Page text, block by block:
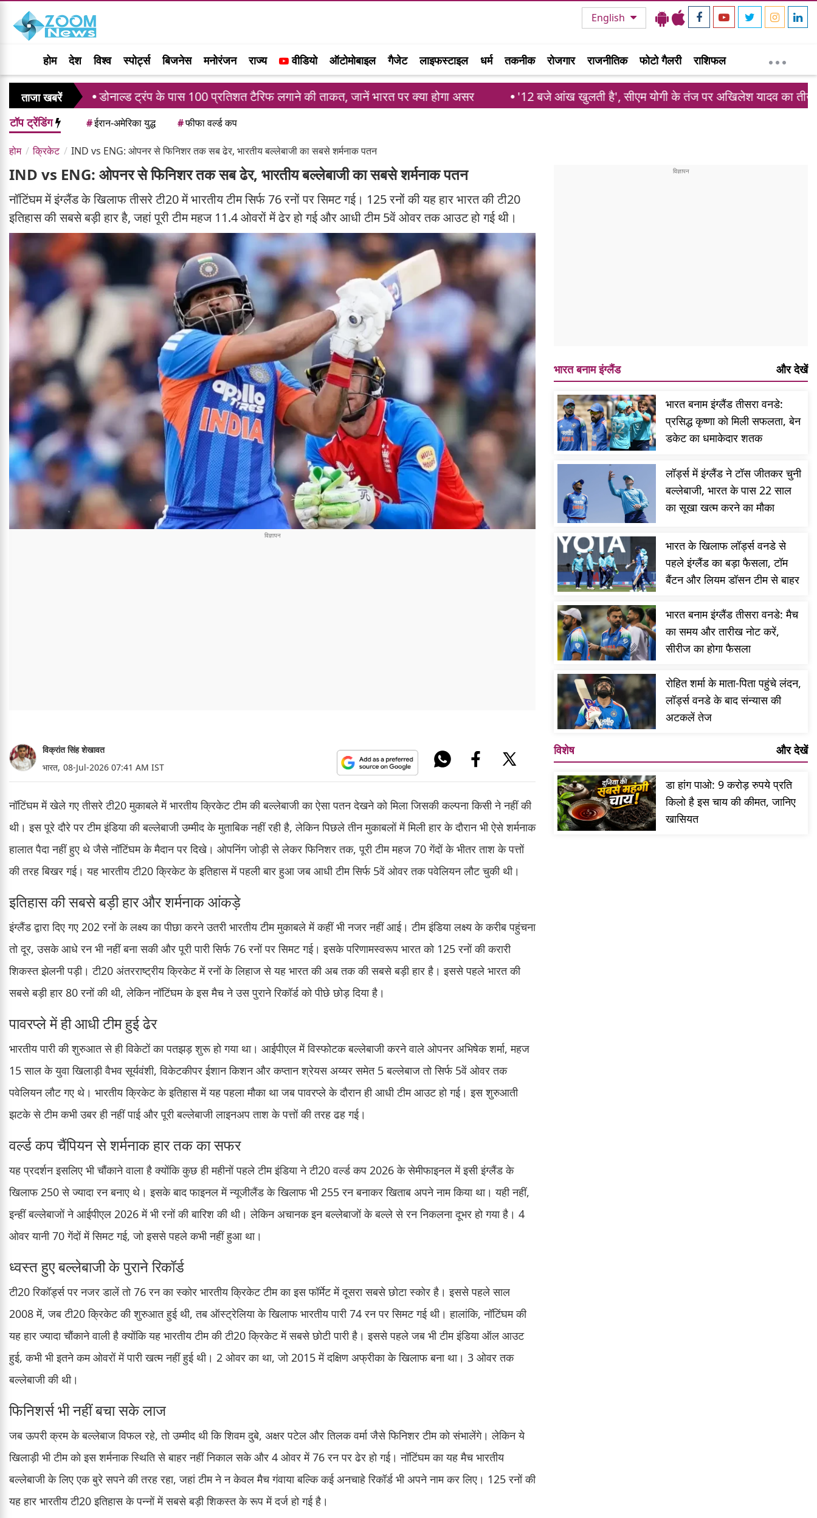
English
होम देश विश्व स्पोर्ट्स बिजनेस मनोरंजन राज्य वीडियो ऑटोमोबाइल गैजेट लाइफस्टाइल धर्म तकनीक रोजगार राजनीतिक फोटो गैलरी राशिफल
ताजा खबरें
डोनाल्ड ट्रंप के पास 100 प्रतिशत टैरिफ लगाने की ताकत, जानें भारत पर क्या होगा असर '12 बजे आंख खुलती है', सीएम योगी के तंज पर अखिलेश यादव का तीखा पलटवार
टॉप ट्रेंडिंग #ईरान-अमेरिका युद्ध #फीफा वर्ल्ड कप
होम क्रिकेट IND vs ENG: ओपनर से फिनिशर तक सब ढेर, भारतीय बल्लेबाजी का सबसे शर्मनाक पतन
IND vs ENG: ओपनर से फिनिशर तक सब ढेर, भारतीय बल्लेबाजी का सबसे शर्मनाक पतन
नॉटिंघम में इंग्लैंड के खिलाफ तीसरे टी20 में भारतीय टीम सिर्फ 76 रनों पर सिमट गई। 125 रनों की यह हार भारत की टी20
इतिहास की सबसे बड़ी हार है, जहां पूरी टीम महज 11.4 ओवरों में ढेर हो गई और आधी टीम 5वें ओवर तक आउट हो गई थी।
विक्रांत सिंह शेखावत
भारत, 08-Jul-2026 07:41 AM IST
नॉटिंघम में खेले गए तीसरे टी20 मुकाबले में भारतीय क्रिकेट टीम की बल्लेबाजी का ऐसा पतन देखने को मिला जिसकी कल्पना किसी ने नहीं की
थी। इस पूरे दौरे पर टीम इंडिया की बल्लेबाजी उम्मीद के मुताबिक नहीं रही है, लेकिन पिछले तीन मुकाबलों में मिली हार के दौरान भी ऐसे शर्मनाक
हालात पैदा नहीं हुए थे जैसे नॉटिंघम के मैदान पर दिखे। ओपनिंग जोड़ी से लेकर फिनिशर तक, पूरी टीम महज 70 गेंदों के भीतर ताश के पत्तों
की तरह बिखर गई। यह भारतीय टी20 क्रिकेट के इतिहास में पहली बार हुआ जब आधी टीम सिर्फ 5वें ओवर तक पवेलियन लौट चुकी थी।
इतिहास की सबसे बड़ी हार और शर्मनाक आंकड़े
इंग्लैंड द्वारा दिए गए 202 रनों के लक्ष्य का पीछा करने उतरी भारतीय टीम मुकाबले में कहीं भी नजर नहीं आई। टीम इंडिया लक्ष्य के करीब पहुंचना
तो दूर, उसके आधे रन भी नहीं बना सकी और पूरी पारी सिर्फ 76 रनों पर सिमट गई। इसके परिणामस्वरूप भारत को 125 रनों की करारी
शिकस्त झेलनी पड़ी। टी20 अंतरराष्ट्रीय क्रिकेट में रनों के लिहाज से यह भारत की अब तक की सबसे बड़ी हार है। इससे पहले भारत की
सबसे बड़ी हार 80 रनों की थी, लेकिन नॉटिंघम के इस मैच ने उस पुराने रिकॉर्ड को पीछे छोड़ दिया है।
पावरप्ले में ही आधी टीम हुई ढेर
भारतीय पारी की शुरुआत से ही विकेटों का पतझड़ शुरू हो गया था। आईपीएल में विस्फोटक बल्लेबाजी करने वाले ओपनर अभिषेक शर्मा, महज
15 साल के युवा खिलाड़ी वैभव सूर्यवंशी, विकेटकीपर ईशान किशन और कप्तान श्रेयस अय्यर समेत 5 बल्लेबाज तो सिर्फ 5वें ओवर तक
पवेलियन लौट गए थे। भारतीय क्रिकेट के इतिहास में यह पहला मौका था जब पावरप्ले के दौरान ही आधी टीम आउट हो गई। इस शुरुआती
झटके से टीम कभी उबर ही नहीं पाई और पूरी बल्लेबाजी लाइनअप ताश के पत्तों की तरह ढह गई।
वर्ल्ड कप चैंपियन से शर्मनाक हार तक का सफर
यह प्रदर्शन इसलिए भी चौंकाने वाला है क्योंकि कुछ ही महीनों पहले टीम इंडिया ने टी20 वर्ल्ड कप 2026 के सेमीफाइनल में इसी इंग्लैंड के
खिलाफ 250 से ज्यादा रन बनाए थे। इसके बाद फाइनल में न्यूजीलैंड के खिलाफ भी 255 रन बनाकर खिताब अपने नाम किया था। यही नहीं,
इन्हीं बल्लेबाजों ने आईपीएल 2026 में भी रनों की बारिश की थी। लेकिन अचानक इन बल्लेबाजों के बल्ले से रन निकलना दूभर हो गया है। 4
ओवर यानी 70 गेंदों में सिमट गई, जो इससे पहले कभी नहीं हुआ था।
ध्वस्त हुए बल्लेबाजी के पुराने रिकॉर्ड
टी20 रिकॉर्ड्स पर नजर डालें तो 76 रन का स्कोर भारतीय क्रिकेट टीम का इस फॉर्मेट में दूसरा सबसे छोटा स्कोर है। इससे पहले साल
2008 में, जब टी20 क्रिकेट की शुरुआत हुई थी, तब ऑस्ट्रेलिया के खिलाफ भारतीय पारी 74 रन पर सिमट गई थी। हालांकि, नॉटिंघम की
यह हार ज्यादा चौंकाने वाली है क्योंकि यह भारतीय टीम की टी20 क्रिकेट में सबसे छोटी पारी है। इससे पहले जब भी टीम इंडिया ऑल आउट
हुई, कभी भी इतने कम ओवरों में पारी खत्म नहीं हुई थी। 2 ओवर का था, जो 2015 में दक्षिण अफ्रीका के खिलाफ बना था। 3 ओवर तक
बल्लेबाजी की थी।
फिनिशर्स भी नहीं बचा सके लाज
जब ऊपरी क्रम के बल्लेबाज विफल रहे, तो उम्मीद थी कि शिवम दुबे, अक्षर पटेल और तिलक वर्मा जैसे फिनिशर टीम को संभालेंगे। लेकिन ये
खिलाड़ी भी टीम को इस शर्मनाक स्थिति से बाहर नहीं निकाल सके और 4 ओवर में 76 रन पर ढेर हो गई। नॉटिंघम का यह मैच भारतीय
बल्लेबाजी के लिए एक बुरे सपने की तरह रहा, जहां टीम ने न केवल मैच गंवाया बल्कि कई अनचाहे रिकॉर्ड भी अपने नाम कर लिए। 125 रनों की
यह हार भारतीय टी20 इतिहास के पन्नों में सबसे बड़ी शिकस्त के रूप में दर्ज हो गई है।
भारत बनाम इंग्लैंड और देखें
भारत बनाम इंग्लैंड तीसरा वनडे:
प्रसिद्ध कृष्णा को मिली सफलता, बेन
डकेट का धमाकेदार शतक
लॉर्ड्स में इंग्लैंड ने टॉस जीतकर चुनी
बल्लेबाजी, भारत के पास 22 साल
का सूखा खत्म करने का मौका
भारत के खिलाफ लॉर्ड्स वनडे से
पहले इंग्लैंड का बड़ा फैसला, टॉम
बैंटन और लियम डॉसन टीम से बाहर
भारत बनाम इंग्लैंड तीसरा वनडे: मैच
का समय और तारीख नोट करें,
सीरीज का होगा फैसला
रोहित शर्मा के माता-पिता पहुंचे लंदन,
लॉर्ड्स वनडे के बाद संन्यास की
अटकलें तेज
विशेष और देखें
डा हांग पाओ: 9 करोड़ रुपये प्रति
किलो है इस चाय की कीमत, जानिए
खासियत